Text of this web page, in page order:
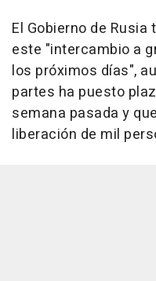
El Gobierno de
este "intercambio a
los próximos días",
partes ha puesto
semana pasada y
liberación de mil